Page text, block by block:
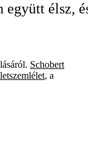
együtt élsz,
Schobert
, a